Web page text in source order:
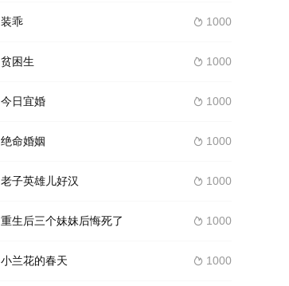
 1000
装乖
 1000
贫困生
 1000
今日宜婚
 1000
绝命婚姻
 1000
老子英雄儿好汉
 1000
重生后三个妹妹后悔死了
 1000
小兰花的春天